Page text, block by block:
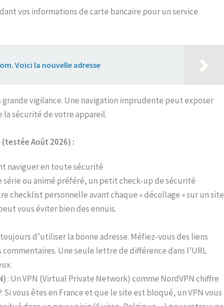
vos informations de carte bancaire pour un service
Voici la nouvelle adresse
vigilance. Une navigation imprudente peut exposer
sécurité de votre appareil.
Août 2026) :
naviguer en toute sécurité
série ou animé préféré, un petit check-up de sécurité
checklist personnelle avant chaque « décollage » sur un site
vous éviter bien des ennuis.
d’utiliser la bonne adresse. Méfiez-vous des liens
Une seule lettre de différence dans l’URL
: Un VPN (Virtual Private Network) comme NordVPN chiffre
vous êtes en France et que le site est bloqué, un VPN vous